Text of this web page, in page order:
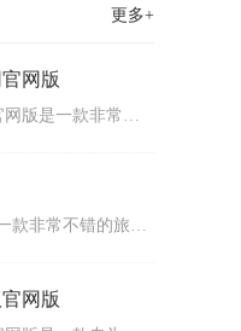
更多+
网版
土巴兔装修网官网版是一款非常好用的装修服务软件，可以给用户提供装修方案的设计还有装修公司的预订等等很多的服务，包含了非常多真实的装修公司，还可以通过查看业主的真实评价，寻找评分最高和服务最好的装修公司，不需要自己去慢慢寻找，好的装修公司在这里都可以找到。
携程旅程app是一款非常不错的旅游服务手机软件，可以给用户带来方便的旅游出行内容，比如预订车票和机票以及酒店，用户可以在上面预订自己需要的车票和机票以及酒店房间，搜索车票和机票以及酒店，输入目的地就可以得到搜索解锁了，寻找其中合适价格的内容来预订，非常方便。
网版